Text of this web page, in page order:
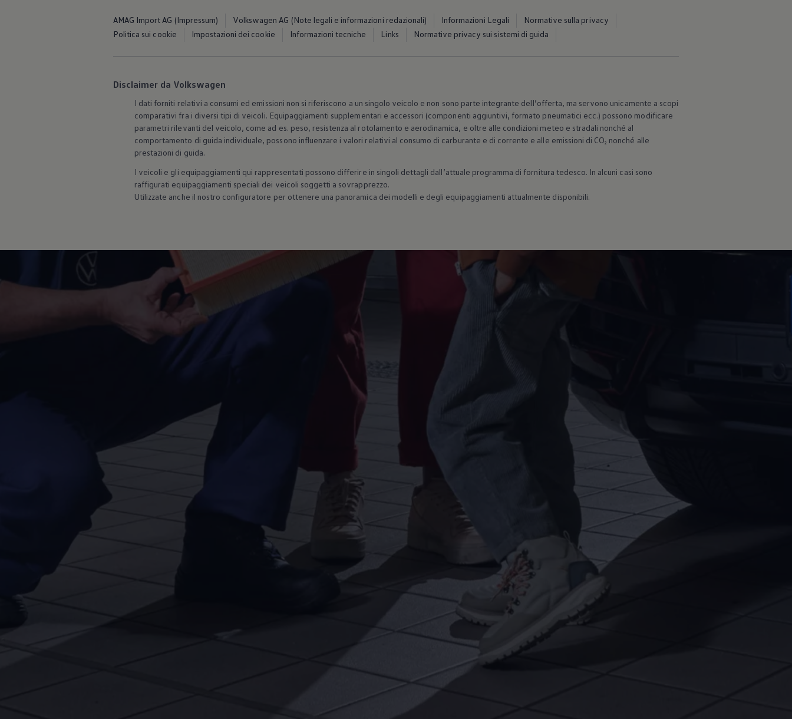
AMAG Import AG (Impressum) Volkswagen AG (Note legali e informazioni redazionali) Informazioni Legali
Normative sulla privacy
Politica sui cookie
Impostazioni dei cookie Informazioni tecniche Links Normative privacy sui sistemi di guida
Disclaimer da Volkswagen
I dati forniti relativi a consumi ed emissioni non si riferiscono a un singolo veicolo e non sono parte integrante dell’offerta, ma servono unicamente a scopi
comparativi fra i diversi tipi di veicoli. Equipaggiamenti supplementari e accessori (componenti aggiuntivi, formato pneumatici ecc.) possono modificare
parametri rilevanti del veicolo, come ad es. peso, resistenza al rotolamento e aerodinamica, e oltre alle condizioni meteo e stradali nonché al
comportamento di guida individuale, possono influenzare i valori relativi al consumo di carburante e di corrente e alle emissioni di CO₂ nonché alle
prestazioni di guida.
I veicoli e gli equipaggiamenti qui rappresentati possono differire in singoli dettagli dall’attuale programma di fornitura tedesco. In alcuni casi sono
raffigurati equipaggiamenti speciali dei veicoli soggetti a sovrapprezzo.
Utilizzate anche il nostro configuratore per ottenere una panoramica dei modelli e degli equipaggiamenti attualmente disponibili.